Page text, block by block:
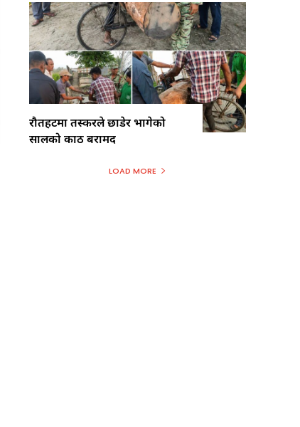
रौतहटमा तस्करले छाडेर भागेको
सालको काठ बरामद
LOAD MORE